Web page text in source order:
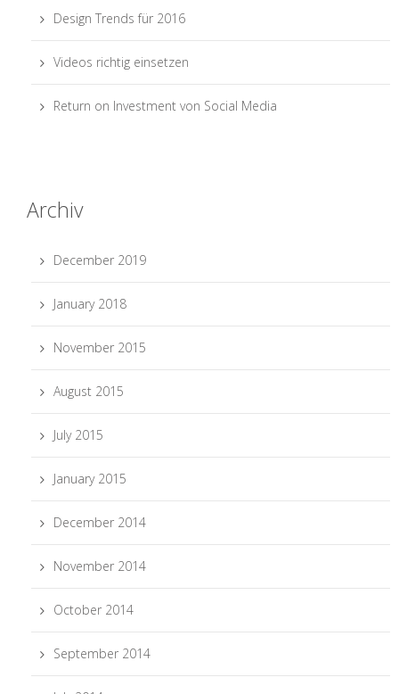
Design Trends für 2016
Videos richtig einsetzen
Return on Investment von Social Media
Archiv
December 2019
January 2018
November 2015
August 2015
July 2015
January 2015
December 2014
November 2014
October 2014
September 2014